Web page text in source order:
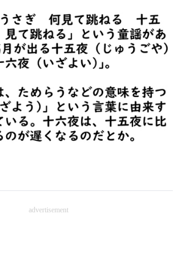
る
詳説
ミュニティ
く分かる
門サイト
・事例
advertisement